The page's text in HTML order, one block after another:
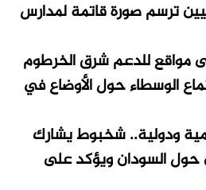
ترسم صورة قاتمة لمدارس
مواقع للدعم شرق الخرطوم
الوسطاء حول الأوضاع في
إقليمية ودولية.. شخبوط يشارك
السودان ويؤكد على